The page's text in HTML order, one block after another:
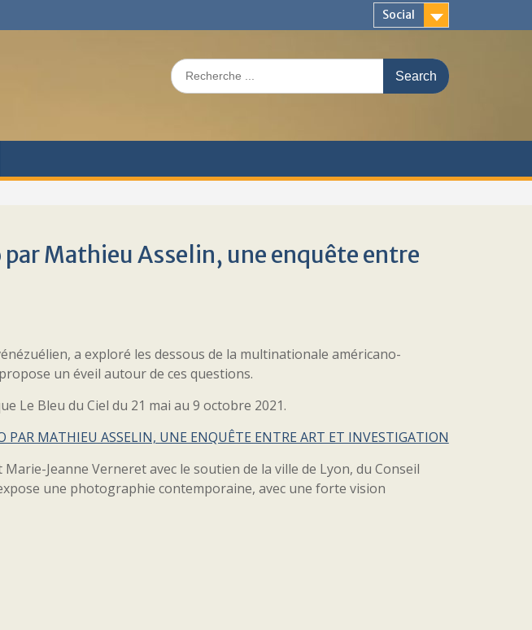
Social
Search
for:
Mathieu Asselin, une enquête entre
a exploré les dessous de la multinationale américano-
un éveil autour de ces questions.
Le Bleu du Ciel du 21 mai au 9 octobre 2021.
PAR MATHIEU ASSELIN, UNE ENQUÊTE ENTRE ART ET INVESTIGATION
Marie-Jeanne Verneret avec le soutien de la ville de Lyon, du Conseil
une photographie contemporaine, avec une forte vision